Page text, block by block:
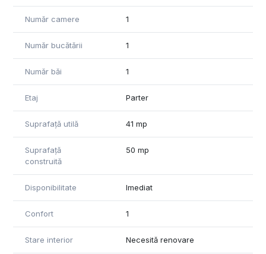
Număr camere 1
Număr bucătării 1
Număr băi 1
Etaj Parter
Suprafață utilă 41 mp
Suprafață
construită
50 mp
Disponibilitate Imediat
Confort 1
Stare interior Necesită renovare